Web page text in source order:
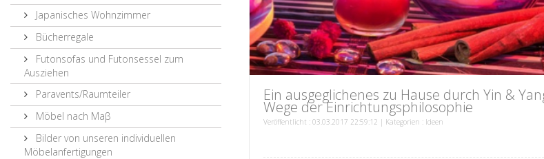
Japanisches Wohnzimmer
Bücherregale
Futonsofas und Futonsessel zum
Ausziehen
Paravents/Raumteiler
Möbel nach Maβ
Bilder von unseren individuellen
Möbelanfertigungen
Ein ausgeglichenes zu Hause durch Yin &
Wege der Einrichtungsphilosophie
Veröffentlicht : 03.03.2017 22:59:12 | Kategorien : Ideen